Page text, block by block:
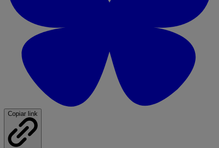
Copiar link